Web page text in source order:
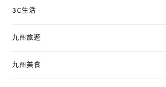
3C生活
九州旅遊
九州美食